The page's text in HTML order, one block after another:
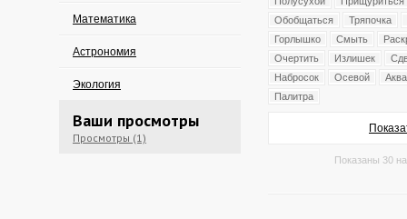
Математика
Астрономия
Экология
Ваши просмотры
Просмотры (1)
Обобщаться
Тряпочка
Горлышко
Смыть
Очертить
Излишек
Набросок
Осевой
Палитра
Показаны 30